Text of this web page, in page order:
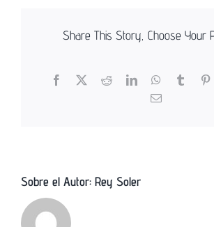
Share This Story, Choose Your
Facebook
X RedditLinkedInWhatsApp
Tumblr
Correo
Sobre el Autor: Rey Soler